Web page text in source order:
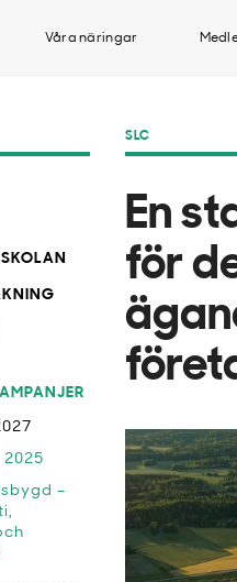
Våra näringar
SLC
En
för
–